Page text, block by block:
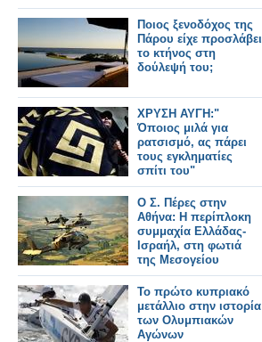
Ποιος ξενοδόχος της
Πάρου είχε προσλάβει
το κτήνος στη
δούλεψή του;
ΧΡΥΣΗ ΑΥΓΗ:"
Όποιος μιλά για
ρατσισμό, ας πάρει
τους εγκληματίες
σπίτι του"
Ο Σ. Πέρες στην
Αθήνα: Η περίπλοκη
συμμαχία Ελλάδας-
Ισραήλ, στη φωτιά
της Μεσογείου
Το πρώτο κυπριακό
μετάλλιο στην ιστορία
των Ολυμπιακών
Αγώνων